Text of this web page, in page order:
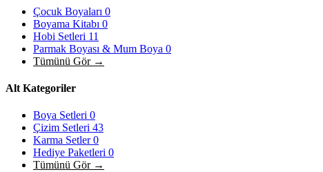
Çocuk Boyaları 0
Boyama Kitabı 0
Hobi Setleri 11
Parmak Boyası & Mum Boya 0
Tümünü Gör →
Alt Kategoriler
Boya Setleri 0
Çizim Setleri 43
Karma Setler0
Hediye Paketleri 0
Tümünü Gör →